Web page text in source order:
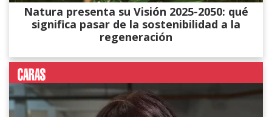
Natura presenta su Visión 2025-2050: qué
significa pasar de la sostenibilidad a la
regeneración